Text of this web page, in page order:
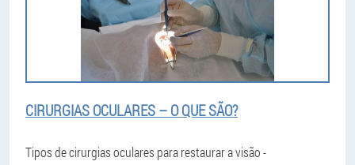
CIRURGIAS OCULARES – O QUE SÃO?
Tipos de cirurgias oculares para restaurar a visão -